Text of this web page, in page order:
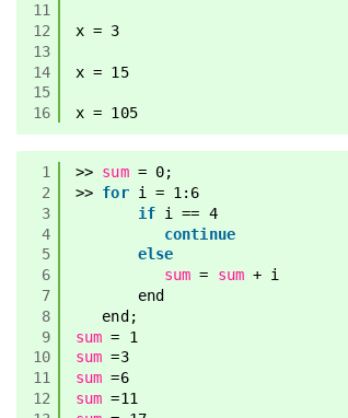
11
12
13
14
15
16
x = 3
x = 15
x = 105
1
2
3
4
5
6
7
8
9
10
11
12
>> sum = 0;
>> for i = 1:6
if i == 4
continue
else
sum = sum + i
end
end;
sum = 1
sum =3
sum =6
sum =11